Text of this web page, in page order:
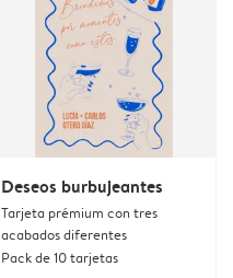
Deseos burbujeantes
Tarjeta prémium con tres
acabados diferentes
Pack de 10 tarjetas